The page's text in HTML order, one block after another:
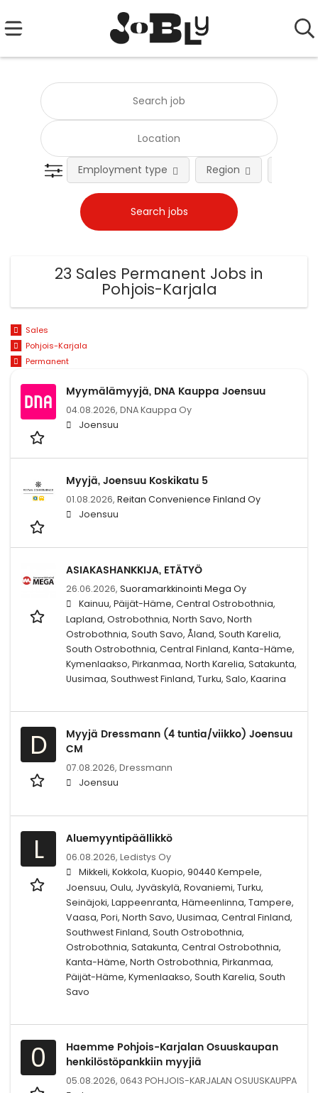
Employment type Region
23 Sales Permanent Jobs in
Pohjois-Karjala
Sales
Pohjois-Karjala
Permanent
Myymälämyyjä, DNA Kauppa Joensuu
04.08.2026, DNA Kauppa Oy
Joensuu
Myyjä, Joensuu Koskikatu 5
01.08.2026, Reitan Convenience Finland Oy
Joensuu
ASIAKASHANKKIJA, ETÄTYÖ
26.06.2026, Suoramarkkinointi Mega Oy
Kainuu, Päijät-Häme, Central Ostrobothnia,
Lapland, Ostrobothnia, North Savo, North
Ostrobothnia, South Savo, Åland, South Karelia,
South Ostrobothnia, Central Finland, Kanta-Häme,
Kymenlaakso, Pirkanmaa, North Karelia, Satakunta,
Uusimaa, Southwest Finland, Turku, Salo, Kaarina
D
Myyjä Dressmann (4 tuntia/viikko) Joensuu
CM
07.08.2026, Dressmann
Joensuu
L Aluemyyntipäällikkö
06.08.2026, Ledistys Oy
Mikkeli, Kokkola, Kuopio, 90440 Kempele,
Joensuu, Oulu, Jyväskylä, Rovaniemi, Turku,
Seinäjoki, Lappeenranta, Hämeenlinna, Tampere,
Vaasa, Pori, North Savo, Uusimaa, Central Finland,
Southwest Finland, South Ostrobothnia,
Ostrobothnia, Satakunta, Central Ostrobothnia,
Kanta-Häme, North Ostrobothnia, Pirkanmaa,
Päijät-Häme, Kymenlaakso, South Karelia, South
Savo
0
Haemme Pohjois-Karjalan Osuuskaupan
henkilöstöpankkiin myyjiä
05.08.2026, 0643 POHJOIS-KARJALAN OSUUSKAUPPA